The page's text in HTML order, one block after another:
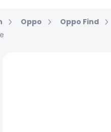
Oppo Oppo Find